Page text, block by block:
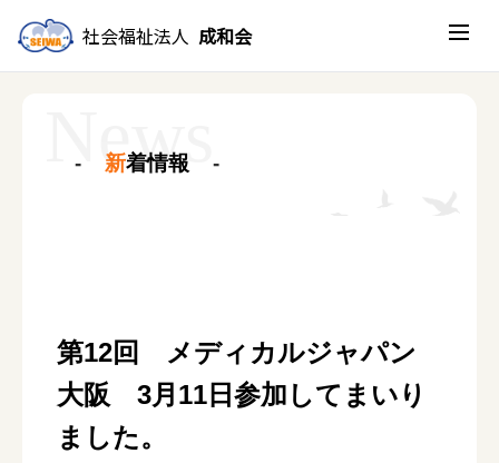
社会福祉法人 成和会
新着情報
第12回 メディカルジャパン
大阪 3月11日参加してまいり
ました。